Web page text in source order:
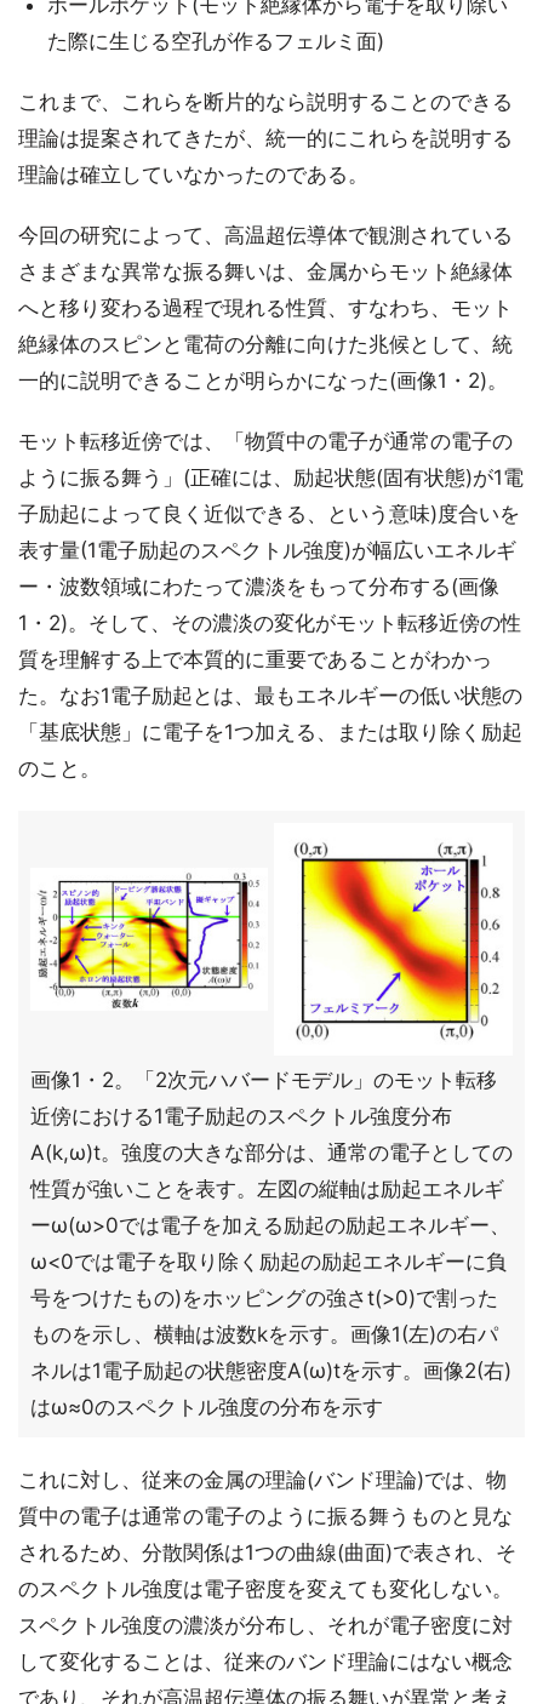
ホールポケット(モット絶縁体から電子を取り除い
た際に生じる空孔が作るフェルミ面)
これまで、これらを断片的なら説明することのできる
理論は提案されてきたが、統一的にこれらを説明する
理論は確立していなかったのである。
今回の研究によって、高温超伝導体で観測されている
さまざまな異常な振る舞いは、金属からモット絶縁体
へと移り変わる過程で現れる性質、すなわち、モット
絶縁体のスピンと電荷の分離に向けた兆候として、統
一的に説明できることが明らかになった(画像1・2)。
モット転移近傍では、「物質中の電子が通常の電子の
ように振る舞う」(正確には、励起状態(固有状態)が1電
子励起によって良く近似できる、という意味)度合いを
表す量(1電子励起のスペクトル強度)が幅広いエネルギ
ー・波数領域にわたって濃淡をもって分布する(画像
1・2)。そして、その濃淡の変化がモット転移近傍の性
質を理解する上で本質的に重要であることがわかっ
た。なお1電子励起とは、最もエネルギーの低い状態の
「基底状態」に電子を1つ加える、または取り除く励起
のこと。
画像1・2。「2次元ハバードモデル」のモット転移
近傍における1電子励起のスペクトル強度分布
A(k,ω)t。強度の大きな部分は、通常の電子としての
性質が強いことを表す。左図の縦軸は励起エネルギ
ーω(ω>0では電子を加える励起の励起エネルギー、
ω<0では電子を取り除く励起の励起エネルギーに負
号をつけたもの)をホッピングの強さt(>0)で割った
ものを示し、横軸は波数kを示す。画像1(左)の右パ
ネルは1電子励起の状態密度A(ω)tを示す。画像2(右)
はω≈0のスペクトル強度の分布を示す
これに対し、従来の金属の理論(バンド理論)では、物
質中の電子は通常の電子のように振る舞うものと見な
されるため、分散関係は1つの曲線(曲面)で表され、そ
のスペクトル強度は電子密度を変えても変化しない。
スペクトル強度の濃淡が分布し、それが電子密度に対
して変化することは、従来のバンド理論にはない概念
であり、それが高温超伝導体の振る舞いが異常と考え